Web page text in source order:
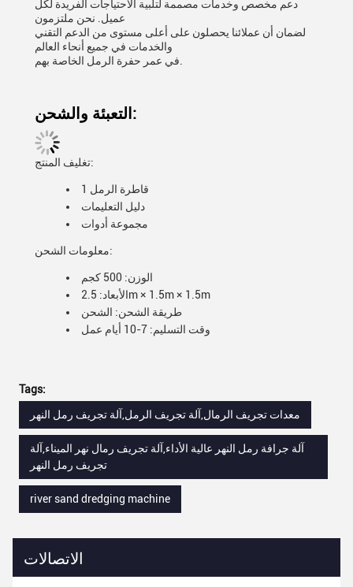
دعم مخصص وخدمات مصممة لتلبية الاحتياجات الفريدة لكل
عميل. نحن ملتزمون
لضمان أن عملائنا يحصلون على أعلى مستوى من الدعم التقني
والخدمات في جميع أنحاء العالم
التعبئة والشحن:
تغليف المنتج:
1 قاطرة الرمل
دليل التعليمات
مجموعة أدوات
معلومات الشحن:
الوزن: 500 كجم
الأبعاد: 2.5m × 1.5m × 1.5m
طريقة الشحن: الشحن
وقت التسليم: 7-10 أيام عمل
Tags:
معدات تجريف الرمال,آلة تجريف الرمل,آلة تجريف رمل النهر
آلة جرافة رمل النهر عالية الأداء,آلة تجريف رمال نهر الميناء,آلة
تجريف رمل النهر
river sand dredging machine
الاتصالات